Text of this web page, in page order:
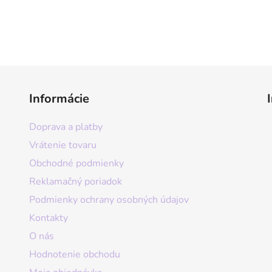
Informácie
Doprava a platby
Vrátenie tovaru
Obchodné podmienky
Reklamačný poriadok
Podmienky ochrany osobných údajov
Kontakty
O nás
Hodnotenie obchodu